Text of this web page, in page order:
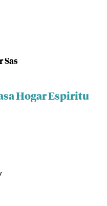
Sas
Hogar Espiritu